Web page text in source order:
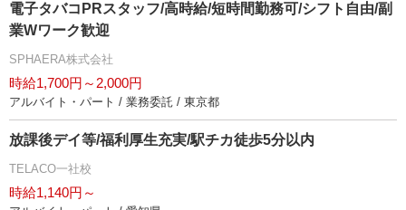
電子タバコPRスタッフ/高時給/短時間勤務可/シフト自由/副
業Wワーク歓迎
SPHAERA株式会社
時給1,700円～2,000円
アルバイト・パート / 業務委託 / 東京都
放課後デイ等/福利厚生充実/駅チカ徒歩5分以内
TELACO一社校
時給1,140円～